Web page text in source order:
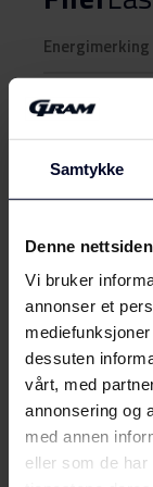
Samtykke
Denne
Vi bruker
annonser et
dessuten
vårt, med
annonsering og
med annen
eller som de
Energimerking
Produktbilde